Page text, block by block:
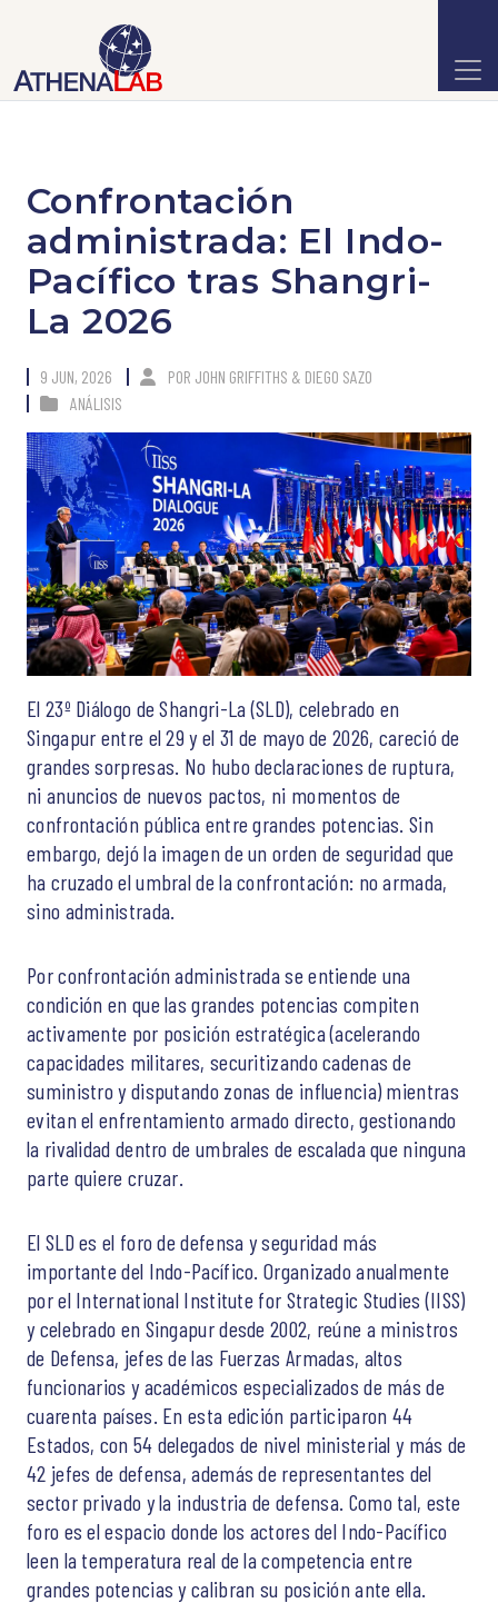
Confrontación
administrada: El Indo-
Pacífico tras Shangri-
La 2026
9 JUN, 2026 POR JOHN GRIFFITHS & DIEGO SAZO
ANÁLISIS
El 23º Diálogo de Shangri-La (SLD), celebrado en
Singapur entre el 29 y el 31 de mayo de 2026, careció de
grandes sorpresas. No hubo declaraciones de ruptura,
ni anuncios de nuevos pactos, ni momentos de
confrontación pública entre grandes potencias. Sin
embargo, dejó la imagen de un orden de seguridad que
ha cruzado el umbral de la confrontación: no armada,
sino administrada.
Por confrontación administrada se entiende una
condición en que las grandes potencias compiten
activamente por posición estratégica (acelerando
capacidades militares, securitizando cadenas de
suministro y disputando zonas de influencia) mientras
evitan el enfrentamiento armado directo, gestionando
la rivalidad dentro de umbrales de escalada que ninguna
parte quiere cruzar.
El SLD es el foro de defensa y seguridad más
importante del Indo-Pacífico. Organizado anualmente
por el International Institute for Strategic Studies (IISS)
y celebrado en Singapur desde 2002, reúne a ministros
de Defensa, jefes de las Fuerzas Armadas, altos
funcionarios y académicos especializados de más de
cuarenta países. En esta edición participaron 44
Estados, con 54 delegados de nivel ministerial y más de
42 jefes de defensa, además de representantes del
sector privado y la industria de defensa. Como tal, este
foro es el espacio donde los actores del Indo-Pacífico
leen la temperatura real de la competencia entre
grandes potencias y calibran su posición ante ella.